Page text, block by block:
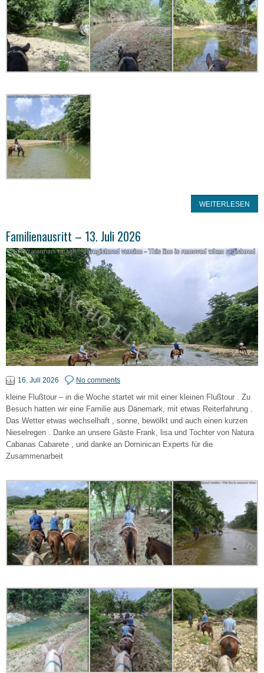
WEITERLESEN
Familienausritt – 13. Juli 2026
16. Juli 2026 No comments
kleine Flußtour – in die Woche startet wir mit einer kleinen Flußtour . Zu
Besuch hatten wir eine Familie aus Dänemark, mit etwas Reiterfahrung .
Das Wetter etwas wechselhaft , sonne, bewölkt und auch einen kurzen
Nieselregen . Danke an unsere Gäste Frank, lisa und Tochter von Natura
Cabanas Cabarete , und danke an Dominican Experts für die
Zusammenarbeit